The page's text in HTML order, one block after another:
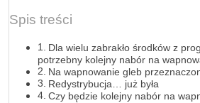
Spis treści
Dla wielu zabrakło środków z
potrzebny kolejny nabór na
Na wapnowanie gleb
Redystrybucja… już była
Czy będzie kolejny nabór na